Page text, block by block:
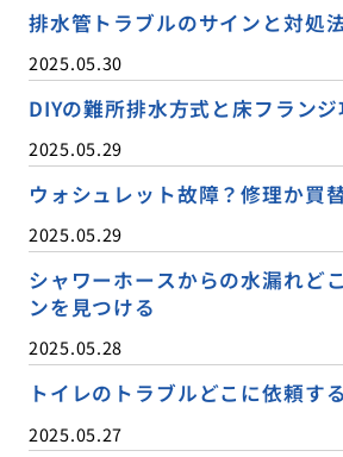
排水管トラブルのサインと対処
2025.05.30
DIYの難所排水方式と床フラン
2025.05.29
ウォシュレット故障？修理か買
2025.05.29
シャワーホースからの水漏れど
ンを見つける
2025.05.28
トイレのトラブルどこに依頼す
2025.05.27